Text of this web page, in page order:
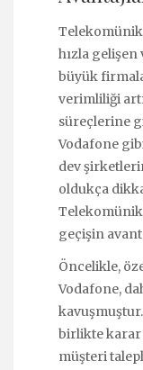
hızla gelişen
büyük
verimliliği
süreçlerine
Vodafone
dev
oldukça
geçişin
Öncelikle,
Vodafone,
birlikte karar
müşteri